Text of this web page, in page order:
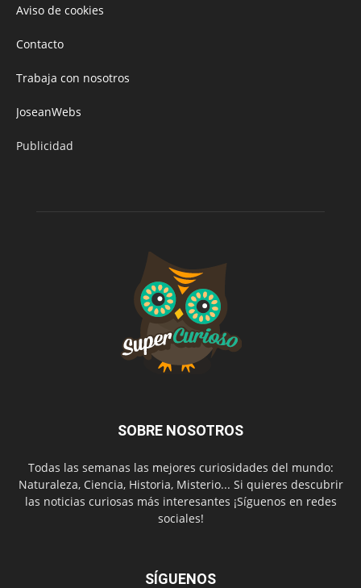
Aviso de cookies
Contacto
Trabaja con nosotros
JoseanWebs
Publicidad
SOBRE NOSOTROS
Todas las semanas las mejores curiosidades del mundo:
Naturaleza, Ciencia, Historia, Misterio... Si quieres descubrir
las noticias curiosas más interesantes ¡Síguenos en redes
sociales!
SÍGUENOS